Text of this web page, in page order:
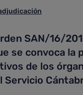
SAN/16/
se convoca la
de los